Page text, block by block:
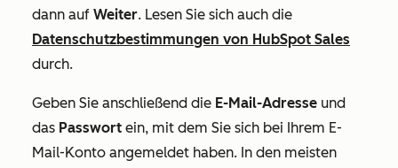
dann auf Weiter. Lesen Sie sich auch die
Datenschutzbestimmungen von HubSpot Sales
durch.
Geben Sie anschließend die E-Mail-Adresse und
das Passwort ein, mit dem Sie sich bei Ihrem E-
Mail-Konto angemeldet haben. In den meisten